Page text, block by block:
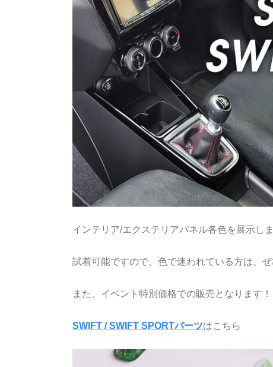
インテリア/エクステリアパネル各色を展示しま
試着可能ですので、色で迷われている方は、
また、イベント特別価格での販売となります！
SWIFT / SWIFT SPORTパーツはこちら